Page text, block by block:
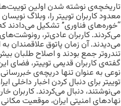
معدود کاربران توییتر را، وبلاگ
“خوره‌های فناوری” تشکیل می‌دادند
می‌کردند. کاربران عادی‌تر،
می‌دیدند. آن زمان پاتوق علاقمندان
تندروتر جمع بودند و اصلاح طلبان
نوعی به عنوان تنها دریچه‌ی خبررسانی
توییتر برای دنبال کردن اخبار داخلی
نهادهای امنیتی ایران، موقعیت